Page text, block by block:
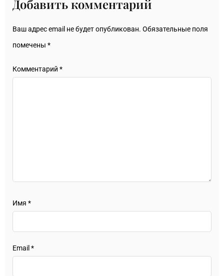
Добавить комментарий
Ваш адрес email не будет опубликован. Обязательные поля
помечены *
Комментарий *
Имя *
Email *